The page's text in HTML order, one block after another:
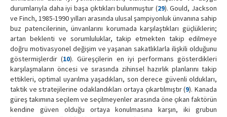
durumlarıyla daha iyi başa çıktıkları bulunmuştur (29). Gould, Jackson
ve Finch, 1985-1990 yılları arasında ulusal şampiyonluk ünvanına sahip
buz patencilerinin, ünvanlarını korumada karşılaştıkları güçlüklerin;
artan beklenti ve sorumluluklar, takip etmekten takip edilmeye
doğru motivasyonel değişim ve yaşanan sakatlıklarla ilişkili olduğunu
göstermişlerdir (10). Güreşçilerin en iyi performans gösterdikleri
karşılaşmaların öncesi ve sırasında zihinsel hazırlık planlarını takip
ettikleri, optimal uyarılma yaşadıkları, son derece güvenli oldukları,
taktik ve stratejilerine odaklandıkları ortaya çıkartılmıştır (9). Kanada
güreş takımına seçilem ve seçilmeyenler arasında öne çıkan faktörün
kendine güven olduğu ortaya konulmasına karşın, iki grubun